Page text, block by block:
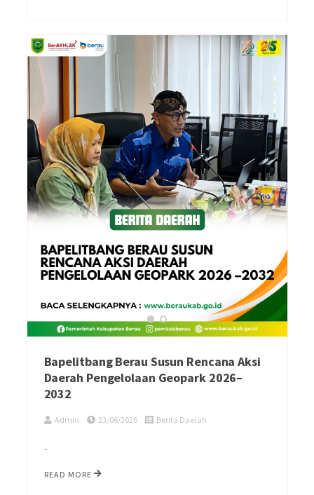
Bapelitbang Berau Susun Rencana Aksi
Daerah Pengelolaan Geopark 2026–
2032
Admin 23/06/2026 Berita Daerah
-
READ MORE